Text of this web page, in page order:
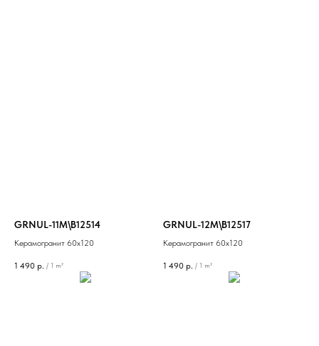
GRNUL-11M\B12514
Керамогранит 60х120
1 490 р. / 1 m²
GRNUL-12M\B12517
Керамогранит 60х120
1 490 р. / 1 m²